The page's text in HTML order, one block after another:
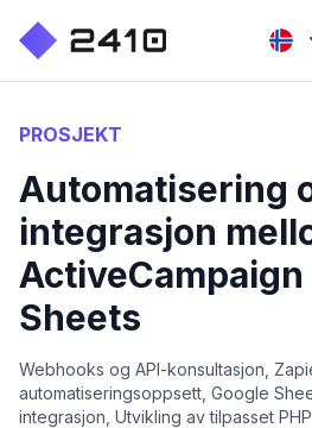
PROSJEKT
Automatisering
integrasjon
ActiveCampaign
Sheets
Webhooks og API-konsultasjon,
automatiseringsoppsett, Google
integrasjon, Utvikling av tilpasset